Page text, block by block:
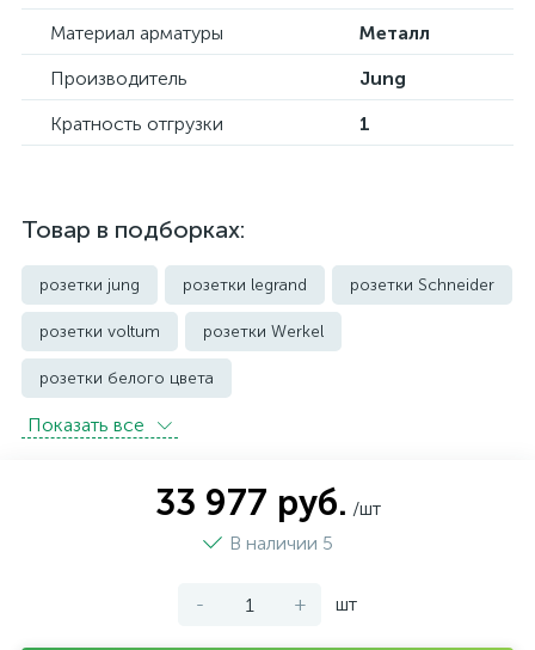
Материал арматуры
Металл
Производитель
Jung
Кратность отгрузки
1
Товар в подборках:
розетки jung розетки legrand розетки Schneider
розетки voltum розетки Werkel
розетки белого цвета
розетки с защитой от влаги IP44 и выше
Показать всe
33 977 руб. /шт
В наличии 5
- + шт